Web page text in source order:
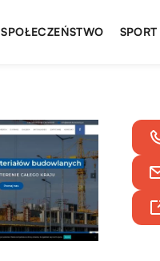
SPOŁECZEŃSTWO SPORT